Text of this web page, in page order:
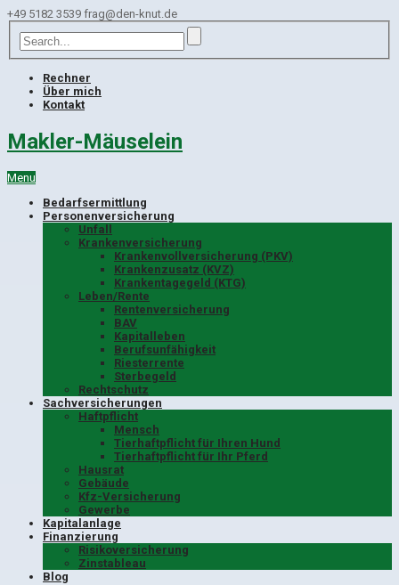
+49 5182 3539 frag@den-knut.de
Rechner
Über mich
Kontakt
Makler-Mäuselein
Menu
Bedarfsermittlung
Personenversicherung
Unfall
Krankenversicherung
Krankenvollversicherung (PKV)
Krankenzusatz (KVZ)
Krankentagegeld (KTG)
Leben/Rente
Rentenversicherung
BAV
Kapitalleben
Berufsunfähigkeit
Riesterrente
Sterbegeld
Rechtschutz
Sachversicherungen
Haftpflicht
Mensch
Tierhaftpflicht für Ihren Hund
Tierhaftpflicht für Ihr Pferd
Hausrat
Gebäude
Kfz-Versicherung
Gewerbe
Kapitalanlage
Finanzierung
Risikoversicherung
Zinstableau
Blog